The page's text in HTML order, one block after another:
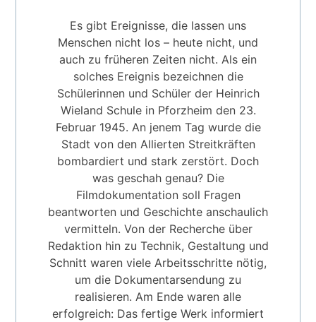
Es gibt Ereignisse, die lassen uns
Menschen nicht los – heute nicht, und
auch zu früheren Zeiten nicht. Als ein
solches Ereignis bezeichnen die
Schülerinnen und Schüler der Heinrich
Wieland Schule in Pforzheim den 23.
Februar 1945. An jenem Tag wurde die
Stadt von den Allierten Streitkräften
bombardiert und stark zerstört. Doch
was geschah genau? Die
Filmdokumentation soll Fragen
beantworten und Geschichte anschaulich
vermitteln. Von der Recherche über
Redaktion hin zu Technik, Gestaltung und
Schnitt waren viele Arbeitsschritte nötig,
um die Dokumentarsendung zu
realisieren. Am Ende waren alle
erfolgreich: Das fertige Werk informiert